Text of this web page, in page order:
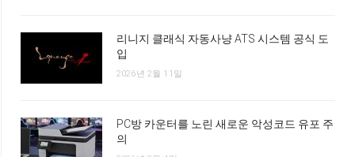
리니지 클래식 자동사냥 ATS 시스템 공식 도
입
2026년 2월 11일
PC방 카운터를 노린 새로운 악성코드 유포 주
의